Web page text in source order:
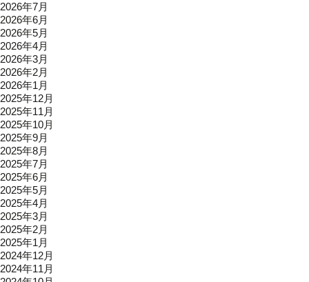
2026年7月
2026年6月
2026年5月
2026年4月
2026年3月
2026年2月
2026年1月
2025年12月
2025年11月
2025年10月
2025年9月
2025年8月
2025年7月
2025年6月
2025年5月
2025年4月
2025年3月
2025年2月
2025年1月
2024年12月
2024年11月